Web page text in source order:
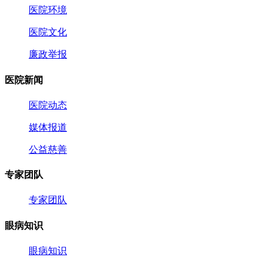
医院环境
医院文化
廉政举报
医院新闻
医院动态
媒体报道
公益慈善
专家团队
专家团队
眼病知识
眼病知识